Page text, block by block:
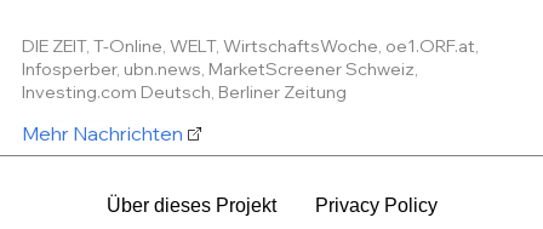
DIE ZEIT, T-Online, WELT, WirtschaftsWoche, oe1.ORF.at,
Infosperber, ubn.news, MarketScreener Schweiz,
Investing.com Deutsch, Berliner Zeitung
Mehr Nachrichten
Über dieses Projekt Privacy Policy